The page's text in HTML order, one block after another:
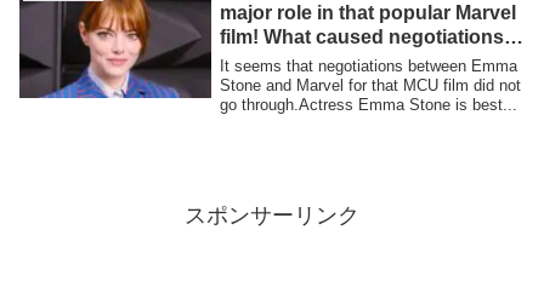
major role in that popular Marvel
film! What caused negotiations
to break down…?
It seems that negotiations between Emma
Stone and Marvel for that MCU film did not
go through.Actress Emma Stone is best...
スポンサーリンク